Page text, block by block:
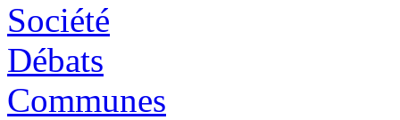
Société
Débats
Communes